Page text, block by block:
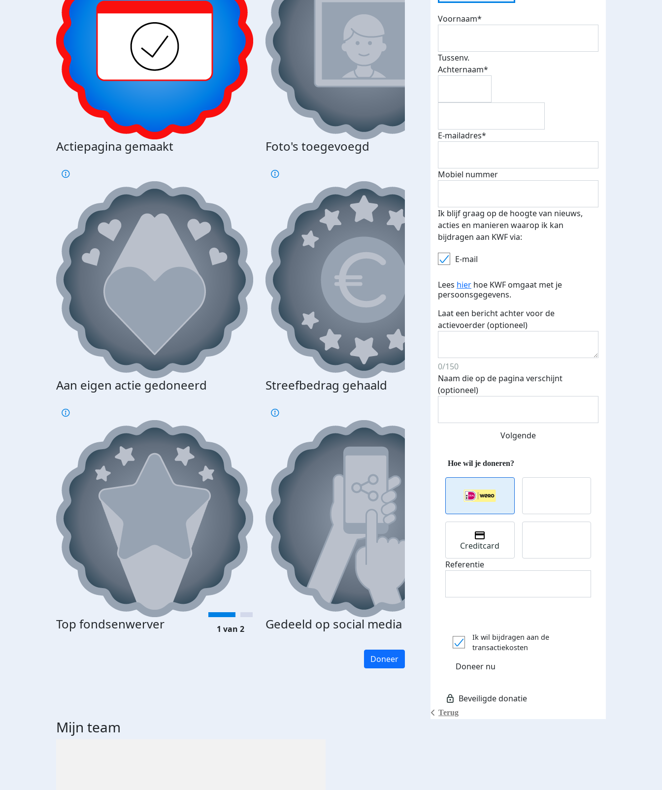
Actiepagina gemaakt Foto's toegevoegd E-mails verstuurd
Aan eigen actie gedoneerd Streefbedrag gehaald Streefbedrag verhoogd
Top fondsenwerver Gedeeld op social media
Top fondsenwerver
1 van 2
Doneer
Voornaam*
Tussenv.
Achternaam*
E-mailadres*
Mobiel nummer
Ik blijf graag op de hoogte van nieuws,
acties en manieren waarop ik kan
bijdragen aan KWF via:
E-mail
Lees hier hoe KWF omgaat met je
persoonsgegevens.
Laat een bericht achter voor de
actievoerder (optioneel)
0/150
Naam die op de pagina verschijnt
(optioneel)
Volgende
Terug
Creditcard
Referentie
Ik wil bijdragen aan de
transactiekosten
Doneer nu
Mijn team